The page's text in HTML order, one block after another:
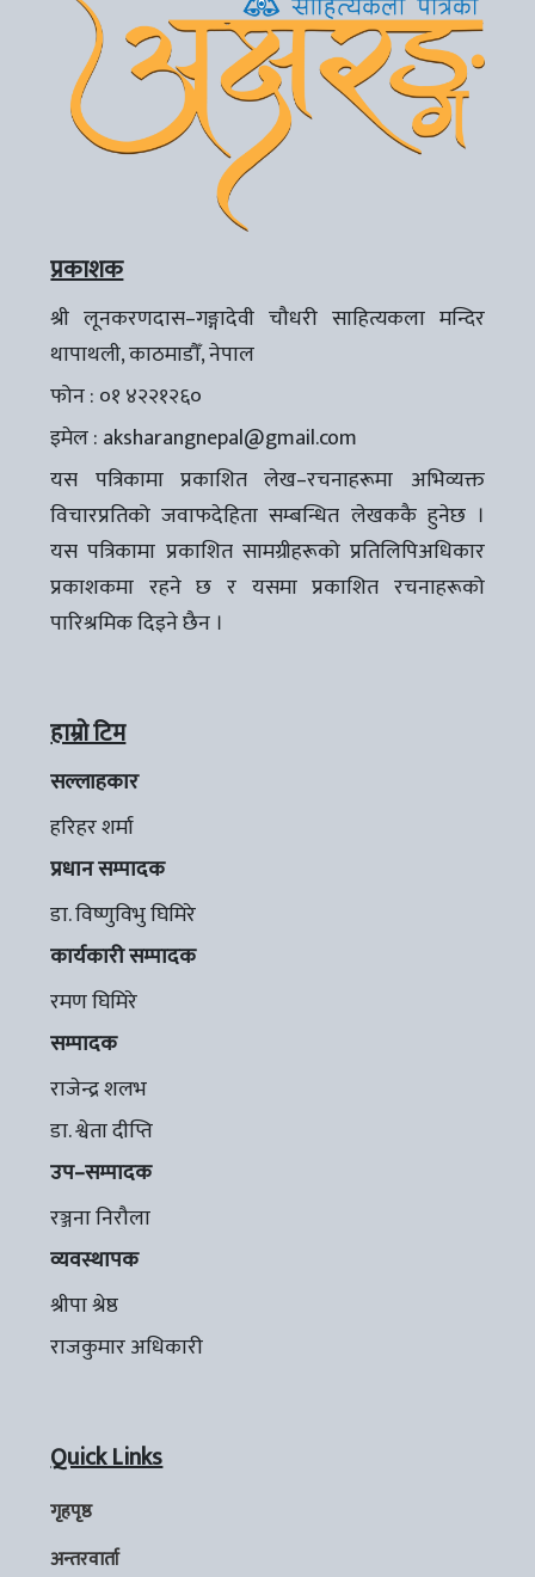
प्रकाशक
श्री लूनकरणदास–गङ्गादेवी चौधरी साहित्यकला मन्दिर
थापाथली, काठमाडौँ, नेपाल
फोन : ०१ ४२२१२६०
इमेल : aksharangnepal@gmail.com
यस पत्रिकामा प्रकाशित लेख–रचनाहरूमा अभिव्यक्त
विचारप्रतिको जवाफदेहिता सम्बन्धित लेखककै हुनेछ ।
यस पत्रिकामा प्रकाशित सामग्रीहरूको प्रतिलिपिअधिकार
प्रकाशकमा रहने छ र यसमा प्रकाशित रचनाहरूको
पारिश्रमिक दिइने छैन ।
हाम्रो टिम
सल्लाहकार
हरिहर शर्मा
प्रधान सम्पादक
डा. विष्णुविभु घिमिरे
कार्यकारी सम्पादक
रमण घिमिरे
सम्पादक
राजेन्द्र शलभ
डा. श्वेता दीप्ति
उप–सम्पादक
रञ्जना निरौला
व्यवस्थापक
श्रीपा श्रेष्ठ
राजकुमार अधिकारी
Quick Links
गृहपृष्ठ
अन्तरवार्ता